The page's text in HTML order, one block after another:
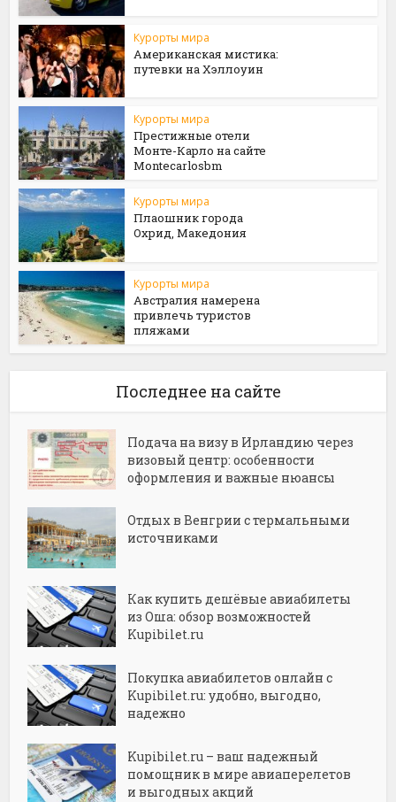
Курорты мира
Американская мистика:
путевки на Хэллоуин
Курорты мира
Престижные отели
Монте-Карло на сайте
Мontecarlosbm
Курорты мира
Плаошник города
Охрид, Македония
Курорты мира
Австралия намерена
привлечь туристов
пляжами
Последнее на сайте
Подача на визу в Ирландию через
визовый центр: особенности
оформления и важные нюансы
Отдых в Венгрии с термальными
источниками
Как купить дешёвые авиабилеты
из Оша: обзор возможностей
Kupibilet.ru
Покупка авиабилетов онлайн с
Kupibilet.ru: удобно, выгодно,
надежно
Kupibilet.ru – ваш надежный
помощник в мире авиаперелетов
и выгодных акций